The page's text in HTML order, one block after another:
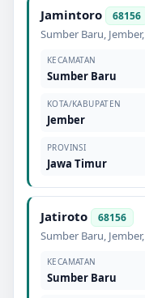
Jamintoro 68156
Sumber Baru, Jember,
KECAMATAN
Sumber Baru
KOTA/KABUPATEN
Jember
PROVINSI
Jawa Timur
Jatiroto 68156
Sumber Baru, Jember,
KECAMATAN
Sumber Baru